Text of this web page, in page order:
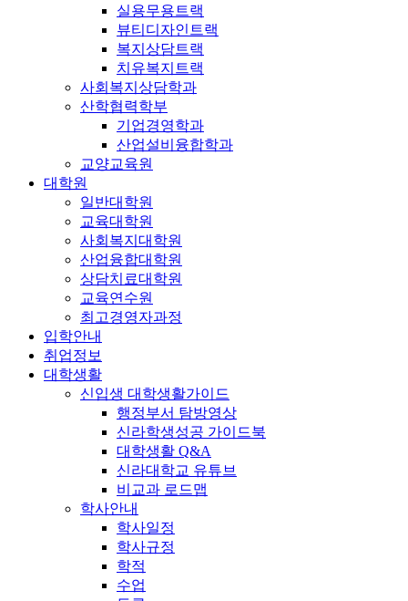
실용무용트랙
뷰티디자인트랙
복지상담트랙
치유복지트랙
사회복지상담학과
산학협력학부
기업경영학과
산업설비융합학과
교양교육원
대학원
일반대학원
교육대학원
사회복지대학원
산업융합대학원
상담치료대학원
교육연수원
최고경영자과정
입학안내
취업정보
대학생활
신입생 대학생활가이드
행정부서 탐방영상
신라학생성공 가이드북
대학생활 Q&A
신라대학교 유튜브
비교과 로드맵
학사안내
학사일정
학사규정
학적
수업